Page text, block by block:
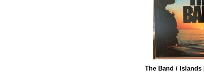
The Band / Islands